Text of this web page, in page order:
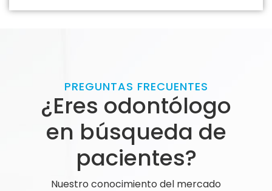
PREGUNTAS FRECUENTES
¿Eres odontólogo
en búsqueda de
pacientes?
Nuestro conocimiento del mercado